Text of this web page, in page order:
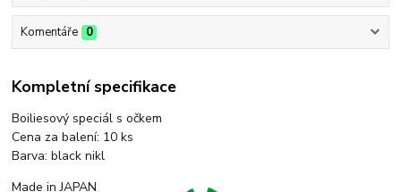
Komentáře 0
Kompletní specifikace
Boiliesový speciál s očkem
Cena za balení: 10 ks
Barva: black nikl
Made in JAPAN